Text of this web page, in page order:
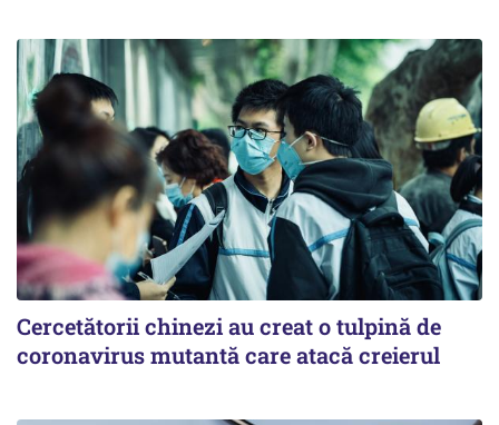
Cercetătorii chinezi au creat o tulpină de
coronavirus mutantă care atacă creierul